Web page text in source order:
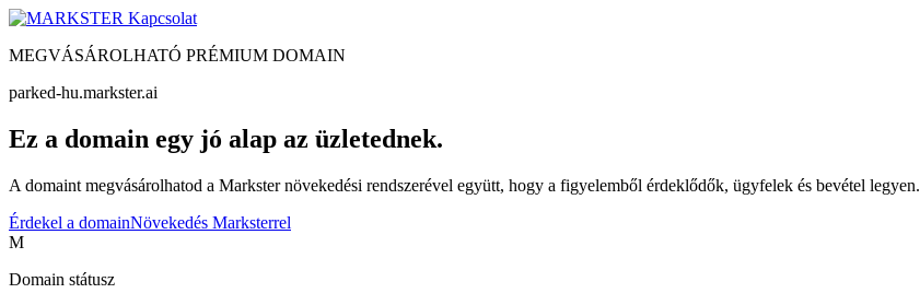
Kapcsolat
MEGVÁSÁROLHATÓ PRÉMIUM DOMAIN
parked-hu.markster.ai
Ez a domain egy jó alap az üzletednek.
A domaint megvásárolhatod a Markster növekedési rendszerével együtt, hogy a figyelemből érdeklődők, ügyfelek és bevétel legyen.
Érdekel a domainNövekedés Marksterrel
M
Domain státusz